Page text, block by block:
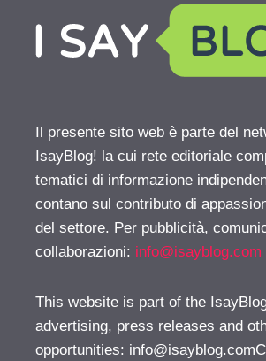
Il presente sito web è parte del
IsayBlog! la cui rete editoriale
tematici di informazione
contano sul contributo di
del settore. Per pubblicità,
collaborazioni: info@isayblog.com
This website is part of the
advertising, press releases and
opportunities: